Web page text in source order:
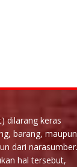
dilarang keras
barang, maupun
dari narasumber.
hal tersebut,